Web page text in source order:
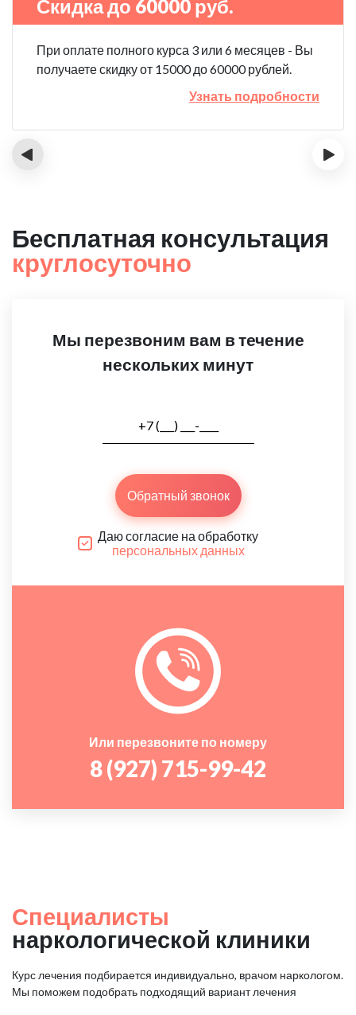
Скидка до 60000 руб.
При оплате полного курса 3 или 6 месяцев - Вы
получаете скидку от 15000 до 60000 рублей.
Узнать подробности
‹ ›
Бесплатная консультация
круглосуточно
Мы перезвоним вам в течение
нескольких минут
Обратный звонок
Даю согласие на обработку
персональных данных
Или перезвоните по номеру
8 (927) 715-99-42
Специалисты
наркологической клиники
Курс лечения подбирается индивидуально, врачом наркологом.
Мы поможем подобрать подходящий вариант лечения